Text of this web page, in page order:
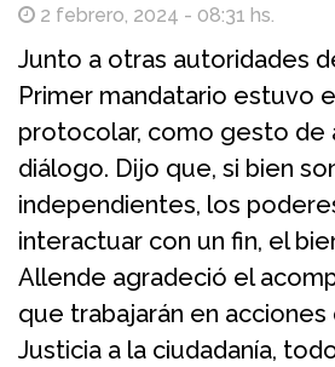
2 febrero, 2024 - 08:31 hs.
Junto a otras autoridades
Primer mandatario estuvo
protocolar, como gesto de
diálogo. Dijo que, si bien
independientes, los
interactuar con un fin, el
Allende agradeció el
que trabajarán en
Justicia a la ciudadanía,